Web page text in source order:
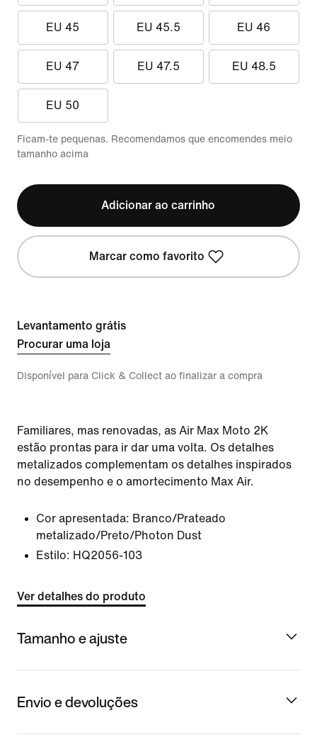
EU 45 EU 45.5 EU 46
EU 47 EU 47.5 EU 48.5
EU 50
Ficam-te pequenas. Recomendamos que encomendes meio
tamanho acima
Adicionar ao carrinho
Marcar como favorito
Levantamento grátis
Procurar uma loja
Disponível para Click & Collect ao finalizar a compra
Familiares, mas renovadas, as Air Max Moto 2K
estão prontas para ir dar uma volta. Os detalhes
metalizados complementam os detalhes inspirados
no desempenho e o amortecimento Max Air.
Cor apresentada: Branco/Prateado
metalizado/Preto/Photon Dust
Estilo: HQ2056-103
Ver detalhes do produto
Tamanho e ajuste
Envio e devoluções